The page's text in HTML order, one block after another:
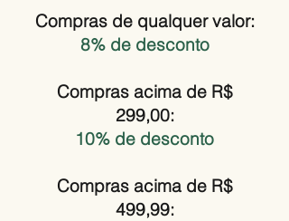
Compras de qualquer valor:
8% de desconto
Compras acima de R$
299,00:
10% de desconto
Compras acima de R$
499,99: